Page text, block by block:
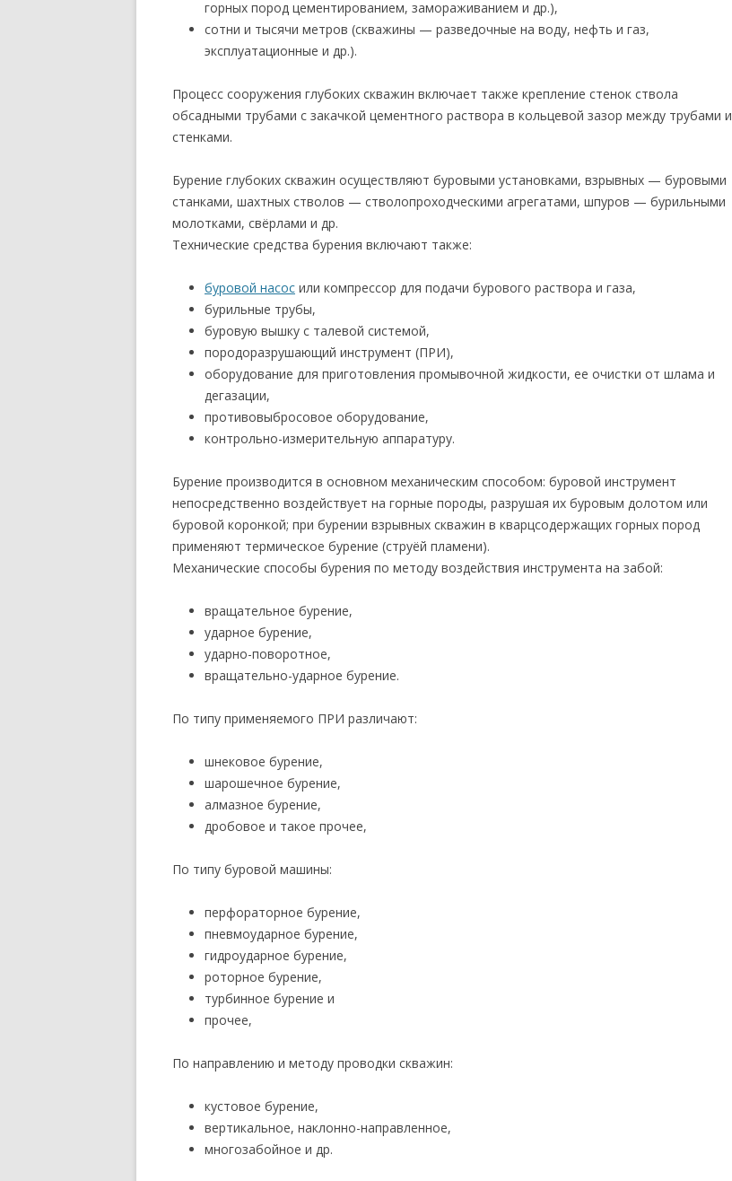
горных пород цементированием, замораживанием и др.),
сотни и тысячи метров (скважины — разведочные на воду, нефть и газ,
эксплуатационные и др.).
Процесс сооружения глубоких скважин включает также крепление стенок ствола
обсадными трубами с закачкой цементного раствора в кольцевой зазор между трубами и
стенками.
Бурение глубоких скважин осуществляют буровыми установками, взрывных — буровыми
станками, шахтных стволов — стволопроходческими агрегатами, шпуров — бурильными
молотками, свёрлами и др.
Технические средства бурения включают также:
буровой насос или компрессор для подачи бурового раствора и газа,
бурильные трубы,
буровую вышку с талевой системой,
породоразрушающий инструмент (ПРИ),
оборудование для приготовления промывочной жидкости, ее очистки от шлама и
дегазации,
противовыбросовое оборудование,
контрольно-измерительную аппаратуру.
Бурение производится в основном механическим способом: буровой инструмент
непосредственно воздействует на горные породы, разрушая их буровым долотом или
буровой коронкой; при бурении взрывных скважин в кварцсодержащих горных пород
применяют термическое бурение (струёй пламени).
Механические способы бурения по методу воздействия инструмента на забой:
вращательное бурение,
ударное бурение,
ударно-поворотное,
вращательно-ударное бурение.
По типу применяемого ПРИ различают:
шнековое бурение,
шарошечное бурение,
алмазное бурение,
дробовое и такое прочее,
По типу буровой машины:
перфораторное бурение,
пневмоударное бурение,
гидроударное бурение,
роторное бурение,
турбинное бурение и
прочее,
По направлению и методу проводки скважин:
кустовое бурение,
вертикальное, наклонно-направленное,
многозабойное и др.